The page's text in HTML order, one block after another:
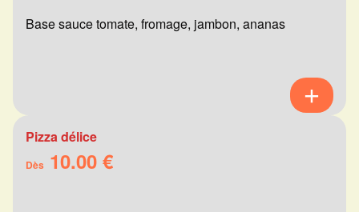
Base sauce tomate, fromage, jambon, ananas
Pizza délice
Dès 10.00 €